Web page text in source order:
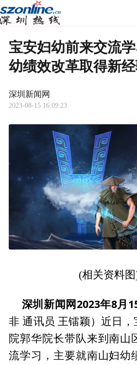
宝安妇幼前来交流
幼绩效改革取得新
深圳新闻网
2023-08-15 16:09:23
(相关资料
深圳新闻网2023年8月
非 通讯员 王镭颖）近日，
院郭华院长带队来到南山
流学习，主要就南山妇幼